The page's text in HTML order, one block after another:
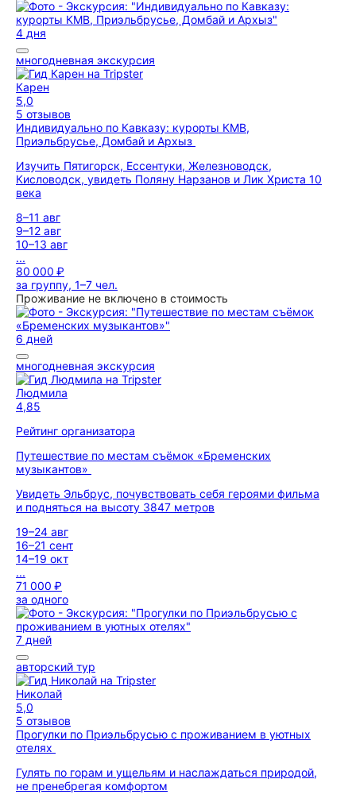
4 дня
многодневная экскурсия
Карен
5,0
5 отзывов
Индивидуально по Кавказу: курорты КМВ,
Приэльбрусье, Домбай и Архыз
Изучить Пятигорск, Ессентуки, Железноводск,
Кисловодск, увидеть Поляну Нарзанов и Лик Христа 10
века
8–11 авг
9–12 авг
10–13 авг
...
80 000 ₽
за группу, 1–7 чел.
Проживание не включено в стоимость
6 дней
многодневная экскурсия
Людмила
4,85
Рейтинг организатора
Путешествие по местам съёмок «Бременских
музыкантов»
Увидеть Эльбрус, почувствовать себя героями фильма
и подняться на высоту 3847 метров
19–24 авг
16–21 сент
14–19 окт
...
71 000 ₽
за одного
7 дней
авторский тур
Николай
5,0
5 отзывов
Прогулки по Приэльбрусью с проживанием в уютных
отелях
Гулять по горам и ущельям и наслаждаться природой,
не пренебрегая комфортом